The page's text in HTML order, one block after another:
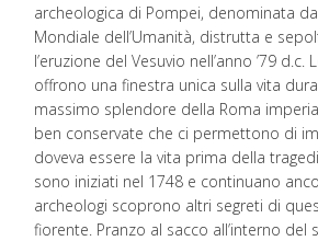
archeologica di Pompei, denominata
Mondiale dell’Umanità, distrutta e
l’eruzione del Vesuvio nell’anno ’79
offrono una finestra unica sulla vita
massimo splendore della Roma
ben conservate che ci permettono di
doveva essere la vita prima della
sono iniziati nel 1748 e continuano
archeologi scoprono altri segreti di
fiorente. Pranzo al sacco all’interno del